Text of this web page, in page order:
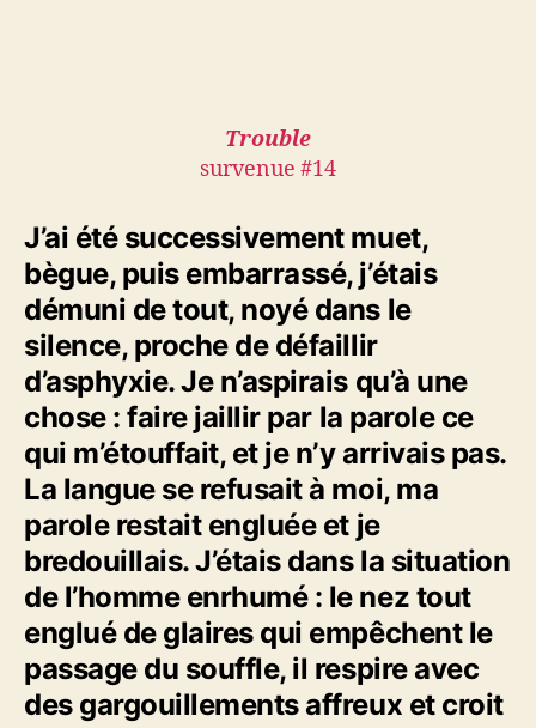
Trouble
survenue #14
J’ai été successivement muet,
bègue, puis embarrassé, j’étais
démuni de tout, noyé dans le
silence, proche de défaillir
d’asphyxie. Je n’aspirais qu’à une
chose : faire jaillir par la parole ce
qui m’étouffait, et je n’y arrivais pas.
La langue se refusait à moi, ma
parole restait engluée et je
bredouillais. J’étais dans la situation
de l’homme enrhumé : le nez tout
englué de glaires qui empêchent le
passage du souffle, il respire avec
des gargouillements affreux et croit